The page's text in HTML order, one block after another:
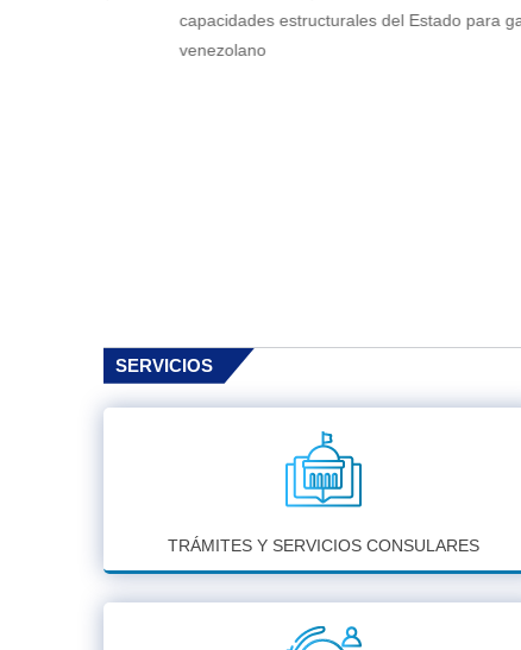
capacidades estructurales del Estado para garantizar
venezolano
SERVICIOS
TRÁMITES Y SERVICIOS CONSULARES